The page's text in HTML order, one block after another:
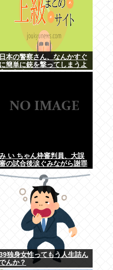
日本の警察さん、なんかすぐ
に簡単に銃を撃ってしまうよ
になる…
い ちゃん枠審判員、大誤
の試合後涙ぐみながら謝罪
独身女性ってもう人生詰ん
んか？